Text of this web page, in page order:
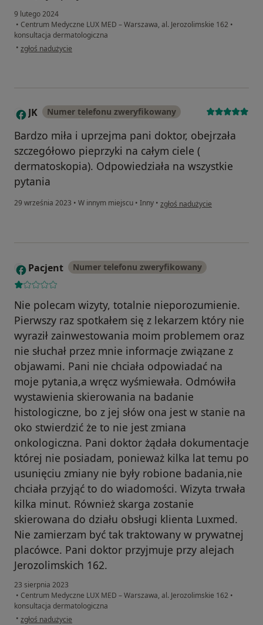
9 lutego 2024
• Centrum Medyczne LUX MED – Warszawa, al. Jerozolimskie 162 •
konsultacja dermatologiczna
• w opinii użytkownika Radek
zgłoś nadużycie
J JK Numer telefonu zweryfikowany
Bardzo miła i uprzejma pani doktor, obejrzała
szczegółowo pieprzyki na całym ciele (
dermatoskopia). Odpowiedziała na wszystkie
pytania
29 września 2023 • W innym miejscu • Inny • w opinii użytkownika JK
zgłoś nadużycie
Pacjent Numer telefonu zweryfikowany
Nie polecam wizyty, totalnie nieporozumienie.
Pierwszy raz spotkałem się z lekarzem który nie
wyraził zainwestowania moim problemem oraz
nie słuchał przez mnie informacje związane z
objawami. Pani nie chciała odpowiadać na
moje pytania,a wręcz wyśmiewała. Odmówiła
wystawienia skierowania na badanie
histologiczne, bo z jej słów ona jest w stanie na
oko stwierdzić że to nie jest zmiana
onkologiczna. Pani doktor żądała dokumentacje
której nie posiadam, ponieważ kilka lat temu po
usunięciu zmiany nie były robione badania,nie
chciała przyjąć to do wiadomości. Wizyta trwała
kilka minut. Również skarga zostanie
skierowana do działu obsługi klienta Luxmed.
Nie zamierzam być tak traktowany w prywatnej
placówce. Pani doktor przyjmuje przy alejach
Jerozolimskich 162.
23 sierpnia 2023
• Centrum Medyczne LUX MED – Warszawa, al. Jerozolimskie 162 •
konsultacja dermatologiczna
• w opinii użytkownika Pacjent
zgłoś nadużycie